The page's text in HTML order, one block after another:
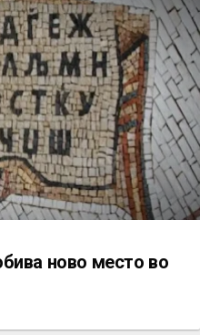
ново место во